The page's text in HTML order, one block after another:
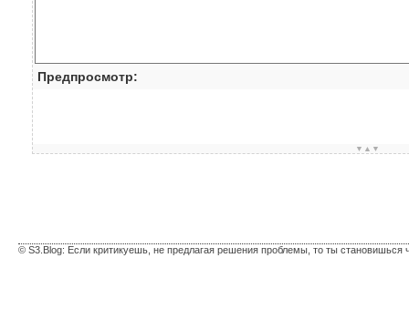
Предпросмотр:
▼▲▼
© S3.Blog: Если критикуешь, не предлагая решения проблемы, то ты становишься